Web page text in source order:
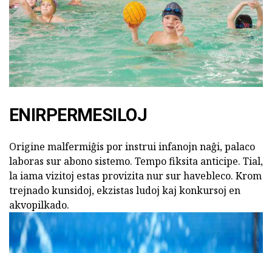
ENIRPERMESILOJ
Origine malfermiĝis por instrui infanojn naĝi, palaco
laboras sur abono sistemo. Tempo fiksita anticipe. Tial,
la iama vizitoj estas provizita nur sur havebleco. Krom
trejnado kunsidoj, ekzistas ludoj kaj konkursoj en
akvopilkado.